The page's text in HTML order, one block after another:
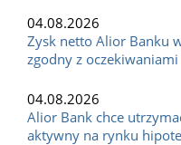
04.08.2026
Zysk netto Alior Banku
zgodny z
04.08.2026
Alior Bank chce
aktywny na rynku